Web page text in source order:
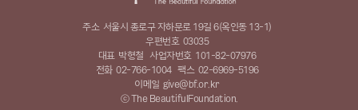
주소 서울시 종로구 자하문로 19길 6(옥인동 13-1)
우편번호 03035
대표 박형철 사업자번호 101-82-07976
전화 02-766-1004 팩스 02-6969-5196
이메일 give@bf.or.kr
ⓒ The BeautifulFoundation.